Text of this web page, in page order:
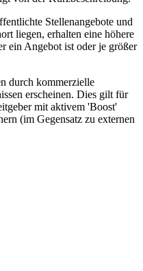
Stellenangebote und
liegen, erhalten eine höhere
ein Angebot ist oder je größer
durch kommerzielle
erscheinen. Dies gilt für
mit aktivem 'Boost'
(im Gegensatz zu externen